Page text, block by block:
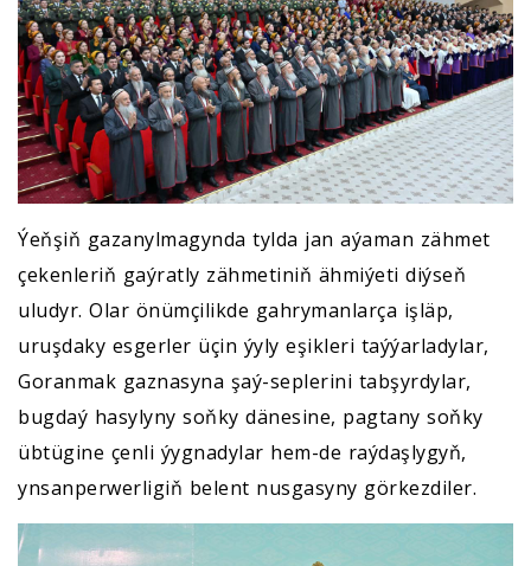
Ýeňşiň gazanylmagynda tylda jan aýaman zähmet
çekenleriň gaýratly zähmetiniň ähmiýeti diýseň
uludyr. Olar önümçilikde gahrymanlarça işläp,
uruşdaky esgerler üçin ýyly eşikleri taýýarladylar,
Goranmak gaznasyna şaý-seplerini tabşyrdylar,
bugdaý hasylyny soňky dänesine, pagtany soňky
übtügine çenli ýygnadylar hem-de raýdaşlygyň,
ynsanperwerligiň belent nusgasyny görkezdiler.